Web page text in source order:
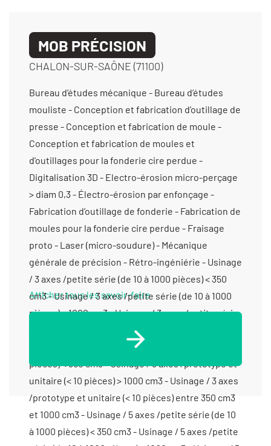
MOB PRÉCISION
CHALON-SUR-SAÔNE (71100)
Bureau d’études mécanique - Bureau d’études
mouliste - Conception et fabrication d’outillage de
presse - Conception et fabrication de moule -
Conception et fabrication de moules et
d'outillages pour la fonderie cire perdue -
Digitalisation 3D - Electro-érosion micro-perçage
> diam 0,3 - Électro-érosion par enfonçage -
Fabrication d’outillage de fonderie - Fabrication de
moules pour la fonderie cire perdue - Fraisage
proto - Laser (micro-soudure) - Mécanique
générale de précision - Rétro-ingéniérie - Usinage
/ 3 axes /petite série (de 10 à 1000 pièces) < 350
cm3 - Usinage / 3 axes /petite série (de 10 à 1000
pièces) > 1000 cm3 - Usinage / 3 axes /petite série
(de 10 à 1000 pièces) entre 350 cm3 et 1000 cm3 -
Usinage / 3 axes /prototype et unitaire (< 10
pièces) < 350 cm3 - Usinage / 3 axes /prototype et
unitaire (< 10 pièces) > 1000 cm3 - Usinage / 3 axes
/prototype et unitaire (< 10 pièces) entre 350 cm3
et 1000 cm3 - Usinage / 5 axes /petite série (de 10
à 1000 pièces) < 350 cm3 - Usinage / 5 axes /petite
Afficher tous les savoir-faire